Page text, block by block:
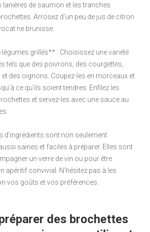
lanières de saumon et les tranches
Arrosez d’un peu de jus de citron
ne brunisse.
grillés** : Choisissez une variété
tels que des poivrons, des courgettes,
des oignons. Coupez-les en morceaux et
ce qu’ils soient tendres. Enfilez les
et servez-les avec une sauce au
d’ingrédients sont non seulement
saines et faciles à préparer. Elles sont
un verre de vin ou pour être
apéritif convivial. N’hésitez pas à les
vos goûts et vos préférences.
des brochettes